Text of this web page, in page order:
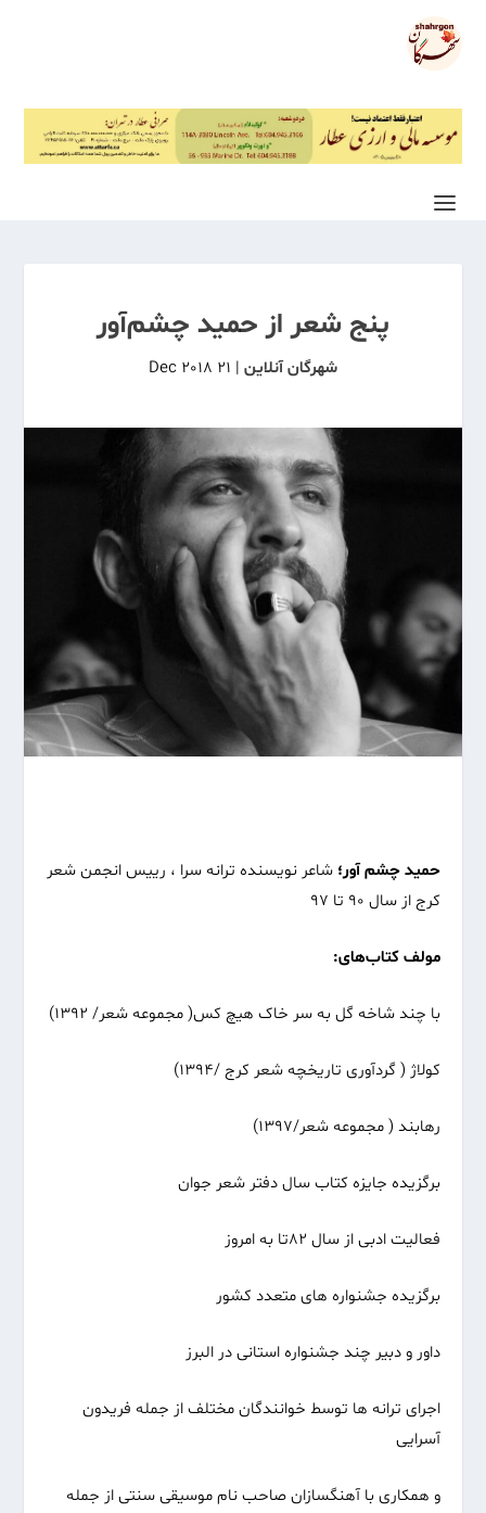
پنج شعر از حمید چشم‌آور
شهرگان آنلاین |
21 Dec 2018
حمید چشم آور؛ شاعر نویسنده ترانه سرا ، رییس انجمن شعر
کرج از سال ۹۰ تا ۹۷
مولف کتاب‌های:
با چند شاخه گل به سر خاک هیچ کس( مجموعه شعر/ ۱۳۹۲)
کولاژ ( گردآوری تاریخچه شعر کرج /۱۳۹۴)
رهابند ( مجموعه شعر/۱۳۹۷)
برگزیده جایزه کتاب سال دفتر شعر جوان
فعالیت ادبی از سال ۸۲تا به امروز
برگزیده جشنواره های متعدد کشور
داور و دبیر چند جشنواره استانی در البرز
اجرای ترانه ها توسط خوانندگان مختلف از جمله فریدون
آسرایی
و همکاری با آهنگسازان صاحب نام موسیقی سنتی از جمله